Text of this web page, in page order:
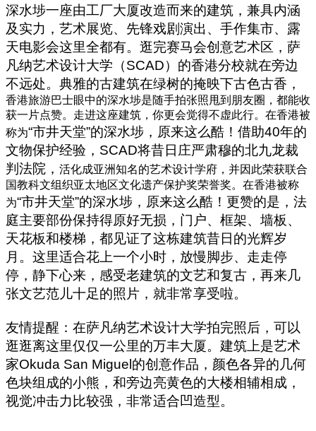
深水埗一座由工厂大厦改造而来的建筑，兼具内涵
及实力，艺术展览、先锋戏剧演出、手作集市、露
天电影会这里全都有。逛完赛马会创意艺术区，萨
凡纳艺术设计大学（SCAD）的香港分校就在旁边
不远处。典雅的古建筑在绿树的掩映下古色古香，
香港旅游巴士眼中的深水埗是随手拍张照甩到朋友圈，都能收
获一片点赞。走进这座建筑，你更会觉得不虚此行。在香港被
称为“市井天堂”的深水埗，原来这么酷！借助40年的
文物保护经验， SCAD将昔日庄严肃穆的北九龙裁
判法院， 活化成亚洲知名的艺术设计学府，并因此荣获联合
国教科文组织亚太地区文化遗产保护奖荣誉奖。在香港被称
为“市井天堂”的深水埗，原来这么酷！更赞的是，法
庭主要部份保持得原好无损，门户、框架、墙板、
天花板和楼梯，都见证了这栋建筑昔日的光辉岁
月。这里适合花上一个小时，放慢脚步、走走停
停，静下心来，感受老建筑的文艺和复古，再来几
张文艺范儿十足的照片，就非常享受啦。
友情提醒：在萨凡纳艺术设计大学拍完照后，可以
逛逛离这里仅仅一公里的万丰大厦。建筑上是艺术
家Okuda San Miguel的创意作品，颜色各异的几何
色块组成的小熊，和旁边亮黄色的大楼相辅相成，
视觉冲击力比较强，非常适合凹造型。